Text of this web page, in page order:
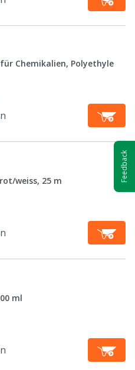
Chemikalien, Polyethyle
weiss, 25 m
ml
Feedback